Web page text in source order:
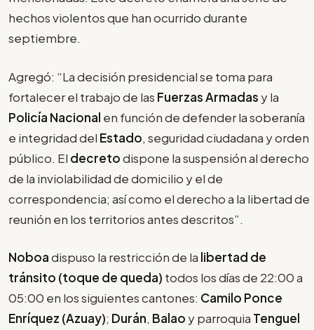
hechos violentos que han ocurrido durante
septiembre.
Agregó: “La decisión presidencial se toma para
fortalecer el trabajo de las Fuerzas Armadas y la
Policía Nacional en función de defender la soberanía
e integridad del Estado, seguridad ciudadana y orden
público. El decretodispone la suspensión al derecho
de la inviolabilidad de domicilio y el de
correspondencia; así como el derecho a la libertad de
reunión en los territorios antes descritos”.
Noboadispuso la restricción de la libertad de
tránsito (toque de queda) todos los días de 22:00 a
05:00 en los siguientes cantones: Camilo Ponce
Enríquez (Azuay); Durán, Balao y parroquia Tenguel